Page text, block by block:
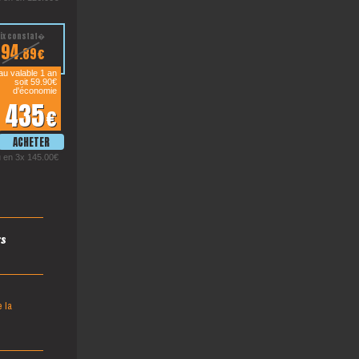
.89€
valable 1 an
435€
en 3x 145.00€
soit 59.90€
d'économie
la